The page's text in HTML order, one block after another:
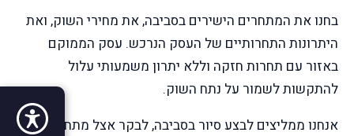
בחנו את המתחרים הישירים בסביבה, את מחירי השוק, ואת
היתרונות התחרותיים של העסק הנרכש. עסק הממוקם
באזור עם תחרות חזקה וללא יתרון משמעותי עלול
להתקשות לשמור על נתח השוק.
אנחנו ממליצים לבצע סיור בסביבה, לבקר אצל מתחרים,